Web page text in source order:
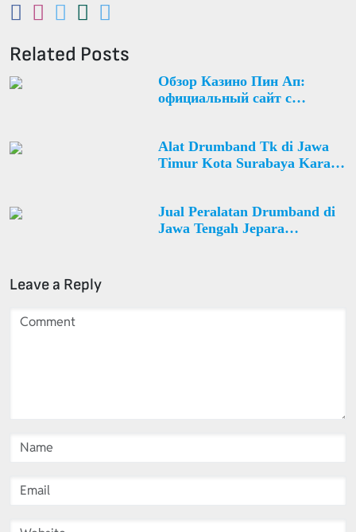
Related Posts
Обзор Казино Пин Ап:
официальный сайт с
Alat Drumband Tk di Jawa
Timur Kota Surabaya Karang
Jual Peralatan Drumband di
Jawa Tengah Jepara
Leave a Reply